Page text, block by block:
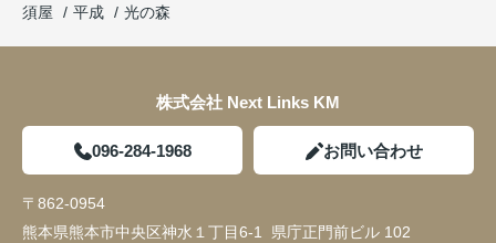
須屋
平成 光の森
株式会社 Next Links KM
096-284-1968 お問い合わせ
〒862-0954
熊本県熊本市中央区神水１丁目6-1 県庁正門前ビル 102